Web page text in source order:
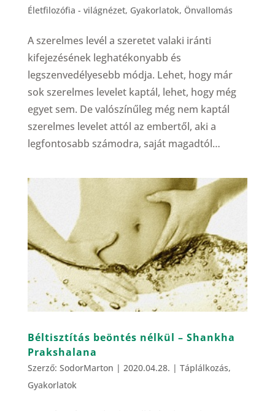
Életfilozófia - világnézet, Gyakorlatok, Önvallomás
A szerelmes levél a szeretet valaki iránti
kifejezésének leghatékonyabb és
legszenvedélyesebb módja. Lehet, hogy már
sok szerelmes levelet kaptál, lehet, hogy még
egyet sem. De valószínűleg még nem kaptál
szerelmes levelet attól az embertől, aki a
legfontosabb számodra, saját magadtól…
Béltisztítás beöntés nélkül – Shankha
Prakshalana
Szerző: SodorMarton | 2020.04.28. | Táplálkozás,
Gyakorlatok